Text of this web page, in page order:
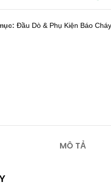
Đầu Dò & Phụ Kiện Báo Cháy
MÔ TẢ